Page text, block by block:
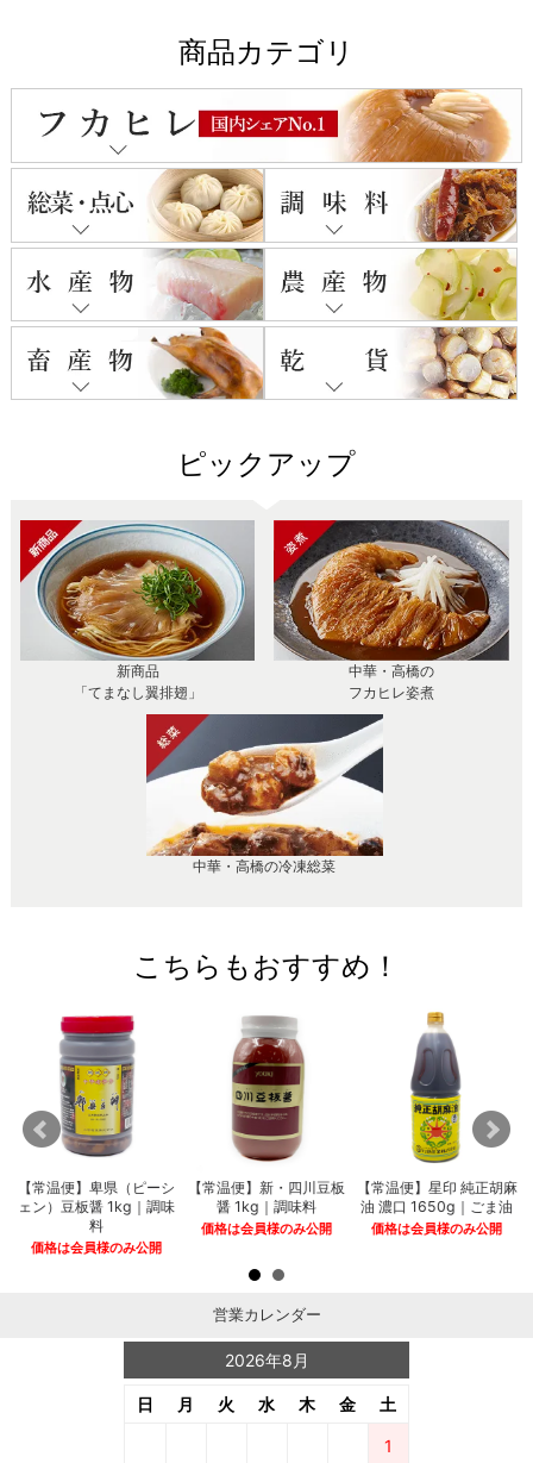
商品カテゴリ
ピックアップ
新商品
「てまなし翼排翅」
中華・高橋の
フカヒレ姿煮
中華・高橋の冷凍総菜
こちらもおすすめ！
【常温便】卑県（ピーシ
ェン）豆板醤 1kg｜調味
料
価格は会員様のみ公開
【常温便】新・四川豆板
醤 1kg｜調味料
価格は会員様のみ公開
【常温便】星印 純正胡麻
油 濃口 1650g｜ごま油
価格は会員様のみ公開
営業カレンダー
2026年8月
日 月 火 水 木 金 土
1